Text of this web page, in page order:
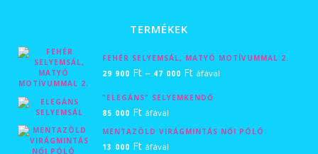
TERMÉKEK
FEHÉR SELYEMSÁL, MATYÓ MOTÍVUMMAL 2.
29 900 Ft – 47 000 FtÁrtartomány:
áfával
"ELEGÁNS" SELYEMKENDŐ
85 000 Ft áfával
MENTAZÖLD VIRÁGMINTÁS NŐI PÓLÓ
13 000 Ft áfával